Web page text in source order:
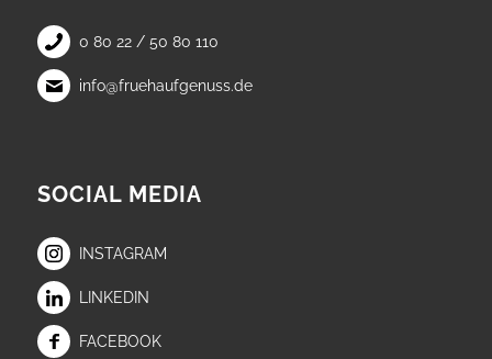
0 80 22 / 50 80 110
info@fruehaufgenuss.de
SOCIAL MEDIA
INSTAGRAM
LINKEDIN
FACEBOOK